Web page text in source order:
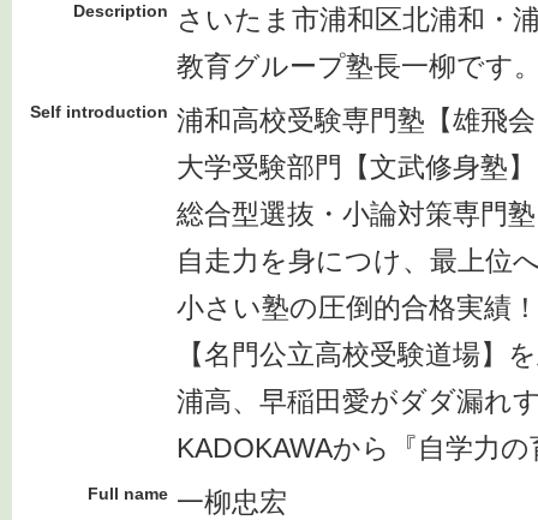
Description
さいたま市浦和区北浦和・
教育グループ塾長一柳です
Self introduction 浦和高校受験専門塾【雄飛
大学受験部門【文武修身塾】
総合型選抜・小論対策専門
自走力を身につけ、最上位
小さい塾の圧倒的合格実績！
【名門公立高校受験道場】
浦高、早稲田愛がダダ漏れ
KADOKAWAから『自学力
Full name 一柳忠宏